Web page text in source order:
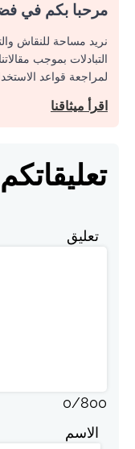
مرحبا بكم في
نريد مساحة للنقاش
التبادلات بموجب
لمراجعة قواعد
اقرأ ميثاقنا
تعليقاتكم
تعليق
0/800
الاسم